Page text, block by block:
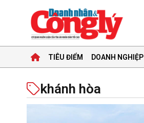
TIÊU ĐIỂM DOANH NGHIỆP
khánh hòa